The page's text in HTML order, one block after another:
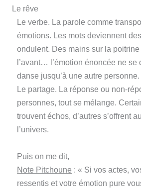
Le rêve
Le verbe. La parole comme
émotions. Les mots deviennent
ondulent. Des mains sur la
l’avant… l’émotion énoncée ne se
danse jusqu’à une autre personne.
Le partage. La réponse ou non-
personnes, tout se mélange.
trouvent échos, d’autres s’offrent
l’univers.
Puis on me dit,
Note Pitchoune : « Si vos actes,
ressentis et votre émotion pure